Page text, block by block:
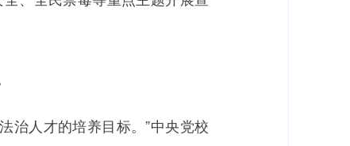
人才的培养目标。”中央党校